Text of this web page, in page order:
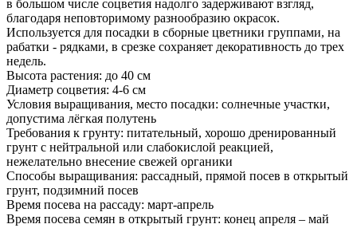
в большом числе соцветия надолго задерживают взгляд,
благодаря неповторимому разнообразию окрасок.
Используется для посадки в сборные цветники группами, на
рабатки - рядками, в срезке сохраняет декоративность до трех
недель.
Высота растения: до 40 см
Диаметр соцветия: 4-6 см
Условия выращивания, место посадки: солнечные участки,
допустима лёгкая полутень
Требования к грунту: питательный, хорошо дренированный
грунт с нейтральной или слабокислой реакцией,
нежелательно внесение свежей органики
Способы выращивания: рассадный, прямой посев в открытый
грунт, подзимний посев
Время посева на рассаду: март-апрель
Время посева семян в открытый грунт: конец апреля – май